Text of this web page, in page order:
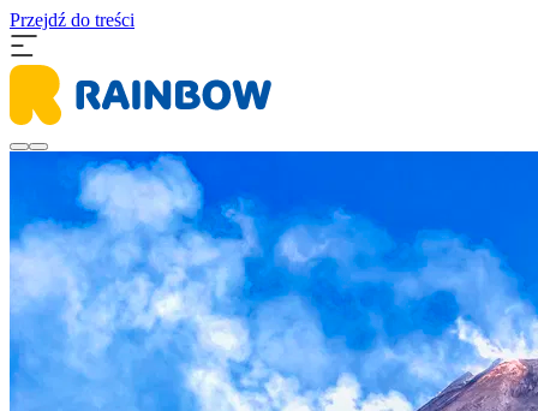
Przejdź do treści